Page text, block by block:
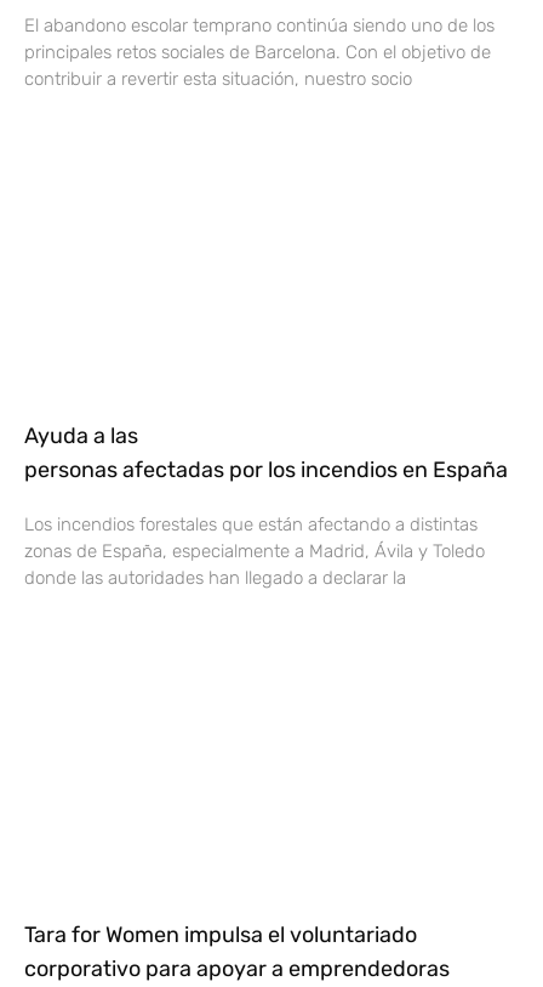
El abandono escolar temprano continúa siendo uno de los
principales retos sociales de Barcelona. Con el objetivo de
contribuir a revertir esta situación, nuestro socio
Ayuda a las
personas afectadas por los incendios en España
Los incendios forestales que están afectando a distintas
zonas de España, especialmente a Madrid, Ávila y Toledo
donde las autoridades han llegado a declarar la
Tara for Women impulsa el voluntariado
corporativo para apoyar a emprendedoras